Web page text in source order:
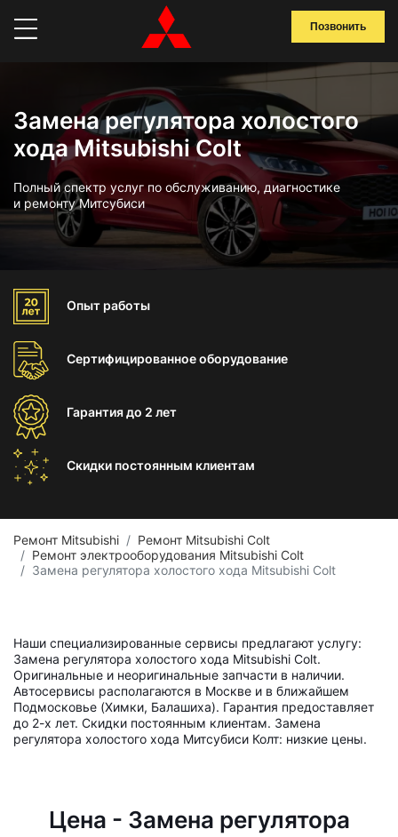
Позвонить
Замена регулятора холостого
хода Mitsubishi Colt
Полный спектр услуг по обслуживанию, диагностике
и ремонту Митсубиси
Опыт работы
Сертифицированноеоборудование
Гарантиядо 2 лет
Скидки постоянным клиентам
Ремонт Mitsubishi
Ремонт Mitsubishi Colt
Ремонт электрооборудования Mitsubishi Colt
Замена регулятора холостого хода Mitsubishi Colt
Наши специализированные сервисы предлагают услугу:
Замена регулятора холостого хода Mitsubishi Colt.
Оригинальные и неоригинальные запчасти в наличии.
Автосервисы располагаются в Москве и в ближайшем
Подмосковье (Химки, Балашиха). Гарантия предоставляет
до 2-х лет. Скидки постоянным клиентам. Замена
регулятора холостого хода Митсубиси Колт: низкие цены.
Цена - Замена регулятора